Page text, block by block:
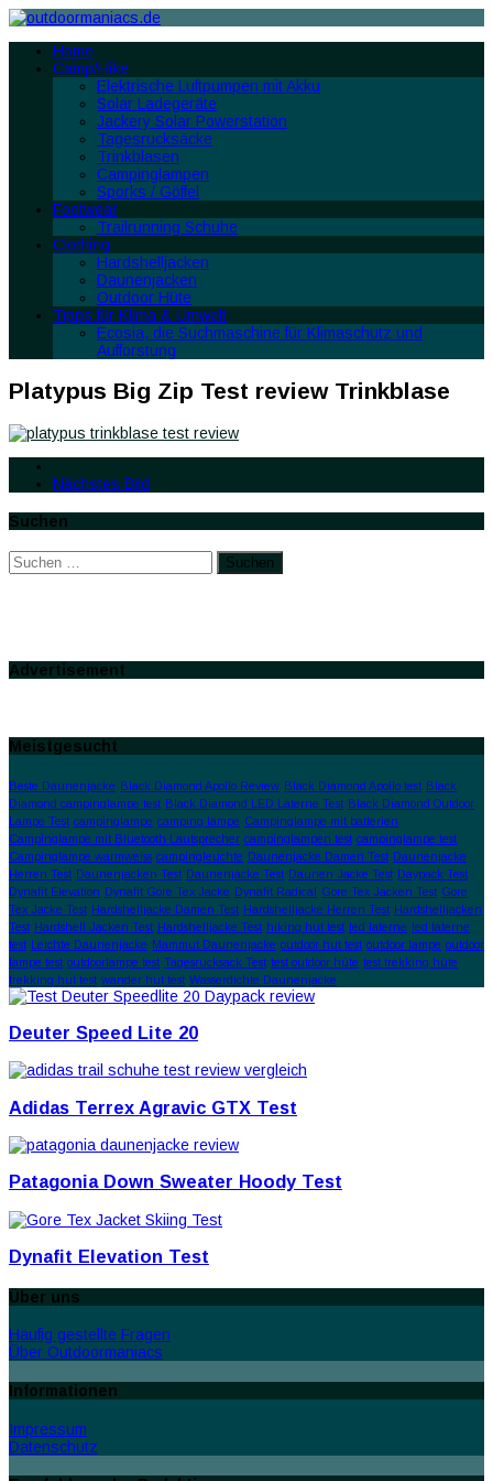
Home
Camp/Hike
Elektrische Luftpumpen mit Akku
Solar Ladegeräte
Jackery Solar Powerstation
Tagesrucksäcke
Trinkblasen
Campinglampen
Sporks / Göffel
Footwear
Trailrunning Schuhe
Clothing
Hardshelljacken
Daunenjacken
Outdoor Hüte
Tipps für Klima & Umwelt
Ecosia, die Suchmaschine für Klimaschutz und
Aufforstung
Platypus Big Zip Test review Trinkblase
Nächstes Bild
Suchen
Suchen
nach:
Advertisement
Meistgesucht
Beste Daunenjacke Black Diamond Apollo Review Black Diamond Apollo test Black
Diamond campinglampe test Black Diamond LED Laterne Test Black Diamond Outdoor
Lampe Test campinglampe camping lampe Campinglampe mit batterien
Campinglampe mit Bluetooth Lautsprecher campinglampen test campinglampe test
Campinglampe warmweiss campingleuchte Daunenjacke Damen Test Daunenjacke
Herren Test Daunenjacken Test Daunenjacke Test Daunen Jacke Test Daypack Test
Dynafit Elevation Dynafit Gore Tex Jacke Dynafit Radical Gore Tex Jacken Test Gore
Tex Jacke Test Hardshelljacke Damen Test Hardshelljacke Herren Test Hardshelljacken
Test Hardshell Jacken Test Hardshelljacke Test hiking hut test led laterne led laterne
test Leichte Daunenjacke Mammut Daunenjacke outdoor hut test outdoor lampe outdoor
lampe test outdoorlampe test Tagesrucksack Test test outdoor hüte test trekking hüte
trekking hut test wander hut test Wasserdichte Daunenjacke
Deuter Speed Lite 20
Adidas Terrex Agravic GTX Test
Patagonia Down Sweater Hoody Test
Dynafit Elevation Test
Über uns
Häufig gestellte Fragen
Über Outdoormaniacs
Informationen
Impressum
Datenschutz